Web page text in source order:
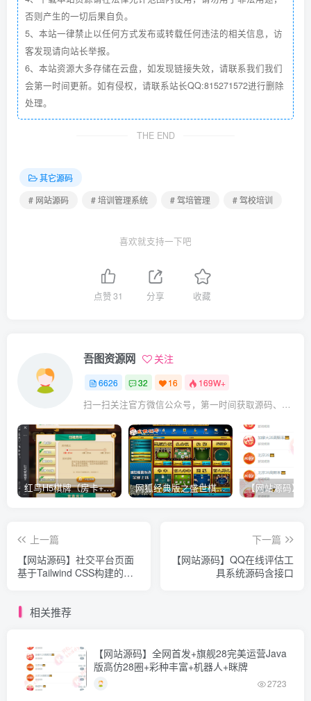
否则产生的一切后果自负。
5、本站一律禁止以任何方式发布或转载任何违法的相关信息，访
客发现请向站长举报。
6、本站资源大多存储在云盘，如发现链接失效，请联系我们我们
会第一时间更新。如有侵权，请联系站长QQ:815271572进行删除
处理。
THE END
其它源码
# 网站源码
# 培训管理系统 # 驾培管理 # 驾校培训
喜欢就支持一下吧
点赞31 分享 收藏
吾图资源网 关注
6626 32 16 169W+
扫一扫关注官方微信公众号，第一时间获取源码、网赚项目资源教程，自媒体等知识干货，让互联网创业赚钱更简单。
红鸟H5棋牌（房卡+金币）全套双模式游戏源码 网狐经典版之盛世棋牌完整游戏源码（包含文档、架设教程、网站、源代码等）
上一篇
【网站源码】社交平台页面
基于Tailwind CSS构建的QQ
下一篇
【网站源码】QQ在线评估工
具系统源码含接口
相关推荐
【网站源码】全网首发+旗舰28完美运营Java
版高仿28圈+彩种丰富+机器人+眯牌
2723